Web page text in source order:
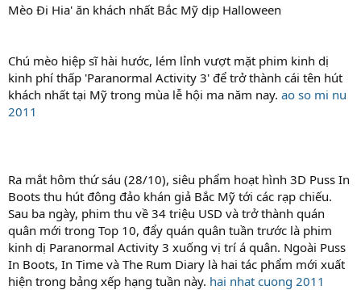
Mèo Đi Hia' ăn khách nhất Bắc Mỹ dịp Halloween
Chú mèo hiệp sĩ hài hước, lém lỉnh vượt mặt phim kinh dị
kinh phí thấp 'Paranormal Activity 3' để trở thành cái tên hút
khách nhất tại Mỹ trong mùa lễ hội ma năm nay. ao so mi nu
2011
Ra mắt hôm thứ sáu (28/10), siêu phẩm hoạt hình 3D Puss In
Boots thu hút đông đảo khán giả Bắc Mỹ tới các rạp chiếu.
Sau ba ngày, phim thu về 34 triệu USD và trở thành quán
quân mới trong Top 10, đẩy quán quân tuần trước là phim
kinh dị Paranormal Activity 3 xuống vị trí á quân. Ngoài Puss
In Boots, In Time và The Rum Diary là hai tác phẩm mới xuất
hiện trong bảng xếp hạng tuần này. hai nhat cuong 2011